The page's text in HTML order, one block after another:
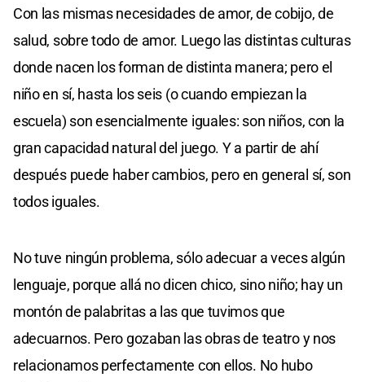
Con las mismas necesidades de amor, de cobijo, de
salud, sobre todo de amor. Luego las distintas culturas
donde nacen los forman de distinta manera; pero el
niño en sí, hasta los seis (o cuando empiezan la
escuela) son esencialmente iguales: son niños, con la
gran capacidad natural del juego. Y a partir de ahí
después puede haber cambios, pero en general sí, son
todos iguales.
No tuve ningún problema, sólo adecuar a veces algún
lenguaje, porque allá no dicen chico, sino niño; hay un
montón de palabritas a las que tuvimos que
adecuarnos. Pero gozaban las obras de teatro y nos
relacionamos perfectamente con ellos. No hubo